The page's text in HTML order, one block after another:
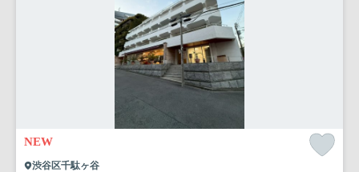
NEW
渋谷区千駄ヶ谷